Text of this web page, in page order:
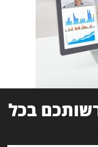
בכל